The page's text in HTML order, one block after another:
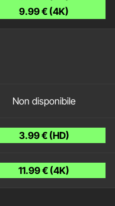
9.99 € (4K)
Non disponibile
3.99 € (HD)
11.99 € (4K)